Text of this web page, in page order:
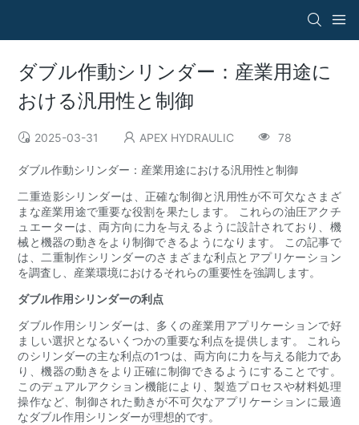
ダブル作動シリンダー：産業用途に
おける汎用性と制御
2025-03-31 APEX HYDRAULIC 78
ダブル作動シリンダー：産業用途における汎用性と制御
二重造影シリンダーは、正確な制御と汎用性が不可欠なさまざ
まな産業用途で重要な役割を果たします。 これらの油圧アクチ
ュエーターは、両方向に力を与えるように設計されており、機
械と機器の動きをより制御できるようになります。 この記事で
は、二重制作シリンダーのさまざまな利点とアプリケーション
を調査し、産業環境におけるそれらの重要性を強調します。
ダブル作用シリンダーの利点
ダブル作用シリンダーは、多くの産業用アプリケーションで好
ましい選択となるいくつかの重要な利点を提供します。 これら
のシリンダーの主な利点の1つは、両方向に力を与える能力であ
り、機器の動きをより正確に制御できるようにすることです。
このデュアルアクション機能により、製造プロセスや材料処理
操作など、制御された動きが不可欠なアプリケーションに最適
なダブル作用シリンダーが理想的です。